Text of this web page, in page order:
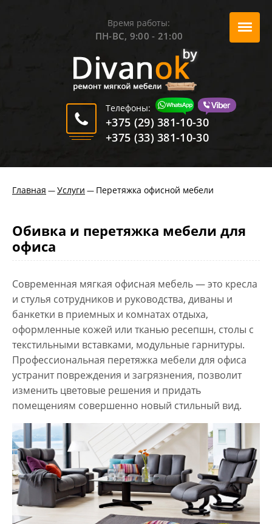
Время работы:
ПН-ВС, 9:00 - 21:00
Телефоны:
+375 (29) 381-10-30
+375 (33) 381-10-30
Главная —Услуги — Перетяжка офисной мебели
Обивка и перетяжка мебели для
офиса
Современная мягкая офисная мебель — это кресла
и стулья сотрудников и руководства, диваны и
банкетки в приемных и комнатах отдыха,
оформленные кожей или тканью ресепшн, столы с
текстильными вставками, модульные гарнитуры.
Профессиональная перетяжка мебели для офиса
устранит повреждения и загрязнения, позволит
изменить цветовые решения и придать
помещениям совершенно новый стильный вид.